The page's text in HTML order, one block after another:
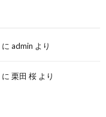
に admin より
に 栗田 桜 より